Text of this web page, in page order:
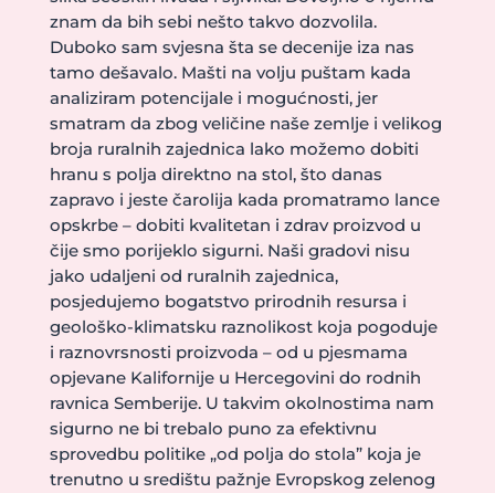
znam da bih sebi nešto takvo dozvolila.
Duboko sam svjesna šta se decenije iza nas
tamo dešavalo. Mašti na volju puštam kada
analiziram potencijale i mogućnosti, jer
smatram da zbog veličine naše zemlje i velikog
broja ruralnih zajednica lako možemo dobiti
hranu s polja direktno na stol, što danas
zapravo i jeste čarolija kada promatramo lance
opskrbe – dobiti kvalitetan i zdrav proizvod u
čije smo porijeklo sigurni. Naši gradovi nisu
jako udaljeni od ruralnih zajednica,
posjedujemo bogatstvo prirodnih resursa i
geološko-klimatsku raznolikost koja pogoduje
i raznovrsnosti proizvoda – od u pjesmama
opjevane Kalifornije u Hercegovini do rodnih
ravnica Semberije. U takvim okolnostima nam
sigurno ne bi trebalo puno za efektivnu
sprovedbu politike „od polja do stola” koja je
trenutno u središtu pažnje Evropskog zelenog